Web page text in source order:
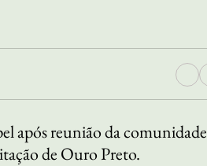
após reunião da comunidade
de Ouro Preto.